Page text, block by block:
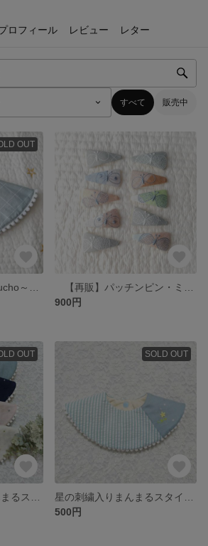
ロフィール レビュー レター
すべて 販売中
OUT
900円
OUT SOLD OUT
500円